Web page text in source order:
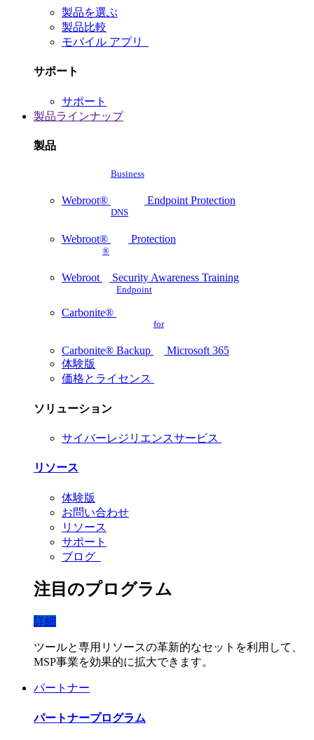
製品を選ぶ
製品比較
モバイル アプリ
サポート
サポート
製品ラインナップ
製品
Webroot®
Business
Endpoint Protection
Webroot®
DNS
Protection
Webroot
®
Security Awareness Training
Carbonite®
Endpoint
Carbonite® Backup
for
Microsoft 365
体験版
価格とライセンス
ソリューション
サイバーレジリエンスサービス
リソース
体験版
お問い合わせ
リソース
サポート
ブログ
注目のプログラム
詳細
ツールと専用リソースの革新的なセットを利用して、
MSP事業を効果的に拡大できます。
パートナー
パートナープログラム